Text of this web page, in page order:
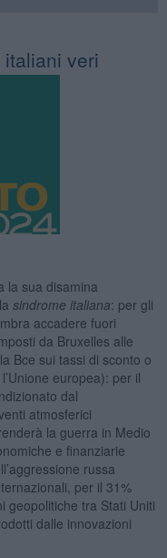
veri
la sua disamina
sindrome italiana: per gli
accadere fuori
da Bruxelles alle
Bce sui tassi di sconto o
europea): per il
dal
atmosferici
la guerra in Medio
e finanziarie
russa
per il 31%
geopolitiche tra Stati Uniti
dalle innovazioni